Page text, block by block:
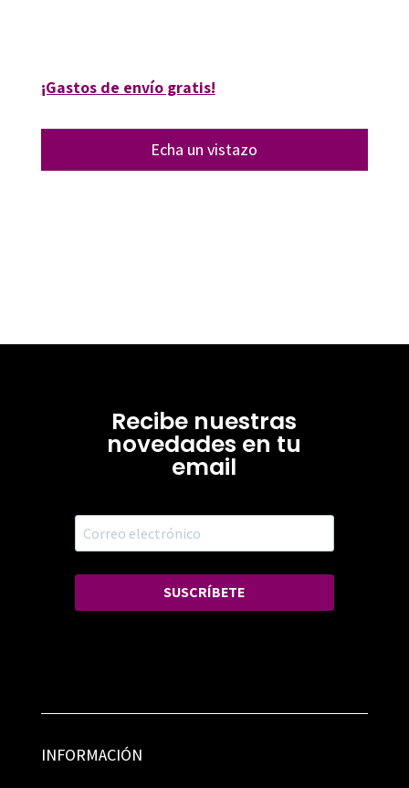
¡Gastos de envío gratis!
Echa un vistazo
Recibe nuestras
novedades en tu
email
SUSCRÍBETE
INFORMACIÓN